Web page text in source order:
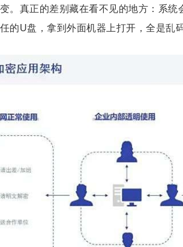
。真正的差别藏在看不见的地方：系
的U盘，拿到外面机器上打开，全是乱